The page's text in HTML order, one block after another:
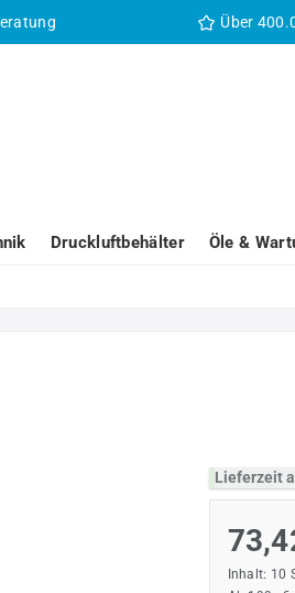
Über
Druckluftbehälter Öle &
Lieferzeit
Inhalt: 10